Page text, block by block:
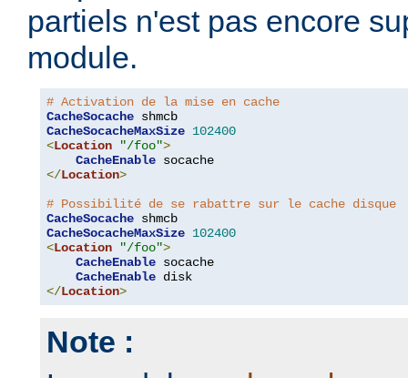
partiels n'est pas encore
module.
# Activation de la mise en cache
CacheSocache
CacheSocacheMaxSize 102400
<Location "/foo">
CacheEnable
</Location>
# Possibilité de se rabattre sur le cache disque
CacheSocache
CacheSocacheMaxSize 102400
<Location "/foo">
CacheEnable socache
CacheEnable
</Location>
Note :